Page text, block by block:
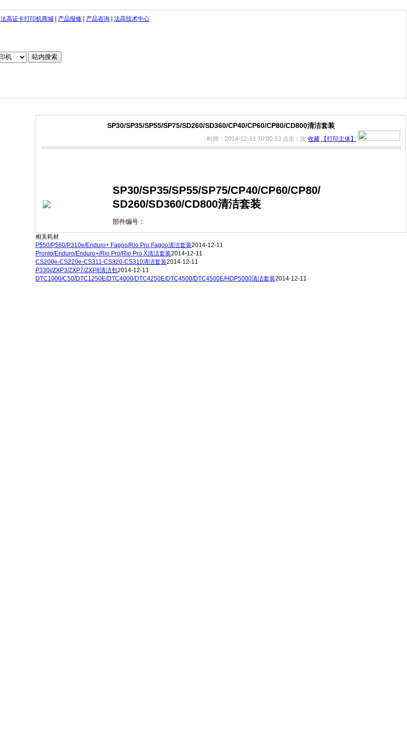
法高证卡打印机商城 产品报修 产品咨询 法高技术中心
SP30/SP35/SP55/SP75/SD260/SD360/CP40/CP60/CP80/CD800清洁套装
时间：2014-12-11 10:00:33 点击： 次 收藏 【打印主体】
SP30/SP35/SP55/SP75/CP40/CP60/CP80/
SD260/SD360/CD800清洁套装
部件编号：
相关耗材
P550/P560/P310e/Enduro+ Fagoo/Rio Pro Fagoo清洁套装2014-12-11
Pronto/Enduro/Enduro+/Rio Pro/Rio Pro X清洁套装2014-12-11
CS200e-CS220e-CS311-CS320-CS310清洁套装2014-12-11
P330i/ZXP3/ZXP7/ZXP8清洁包2014-12-11
DTC1000/C50/DTC1250E/DTC4000/DTC4250E/DTC4500/DTC4500E/HDP5000清洁套装2014-12-11